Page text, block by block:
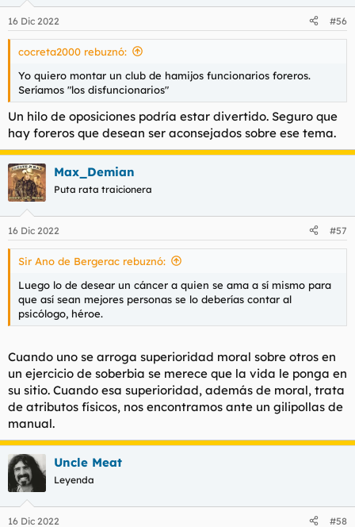
e
s
16 Dic 2022 #56
cocreta2000 rebuznó:
Yo quiero montar un club de hamijos funcionarios foreros.
Seríamos "los disfuncionarios"
Un hilo de oposiciones podría estar divertido. Seguro que
hay foreros que desean ser aconsejados sobre ese tema.
Max_Demian
Puta rata traicionera
16 Dic 2022 #57
Sir Ano de Bergerac rebuznó:
Luego lo de desear un cáncer a quien se ama a sí mismo para
que así sean mejores personas se lo deberías contar al
psicólogo, héroe.
Cuando uno se arroga superioridad moral sobre otros en
un ejercicio de soberbia se merece que la vida le ponga en
su sitio. Cuando esa superioridad, además de moral, trata
de atributos físicos, nos encontramos ante un gilipollas de
manual.
Uncle Meat
Leyenda
16 Dic 2022 #58